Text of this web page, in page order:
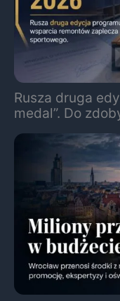
Rusza druga
medal”. Do